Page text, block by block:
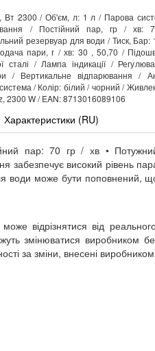
Вт 2300 / Об'єм, л: 1 л / Парова
/ Постійний пар, гр / хв:
резервуар для води / Тиск, Бар:
пари, г / хв: 30 , 50,70 /
сталі / Лампа індикації /
/ Вертикальне відпарювання /
/ Колір: білий / чорний /
2300 W / EAN: 8713016089106
Характеристики (RU)
пар: 70 гр / хв •
забезпечує високий рівень
води може бути поповнений,
відрізнятися від
змінюватися виробником
за зміни, внесені